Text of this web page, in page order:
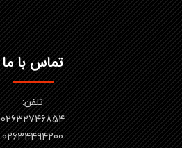
تماس با ما
تلفن:
02632746854
​​​​​​​02634494200